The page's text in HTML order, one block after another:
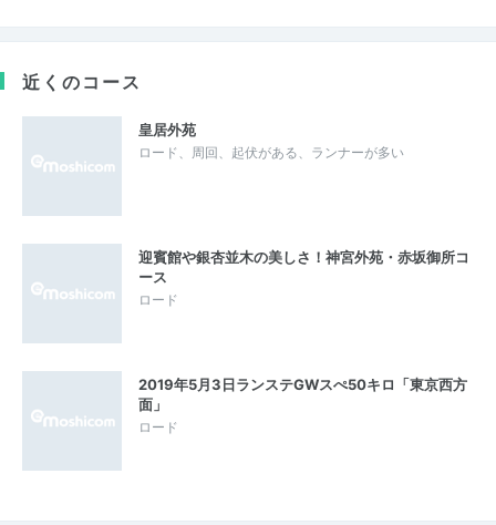
近くのコース
皇居外苑
ロード、周回、起伏がある、ランナーが多い
迎賓館や銀杏並木の美しさ！神宮外苑・赤坂御所コ
ース
ロード
2019年5月3日ランステGWスぺ50キロ「東京西方
面」
ロード